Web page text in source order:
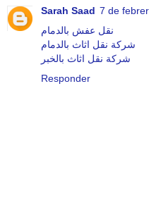
Sarah Saad 7 de
نقل عفش بالدمام
شركة نقل اثاث بالدمام
شركة نقل اثاث بالخبر
Responder